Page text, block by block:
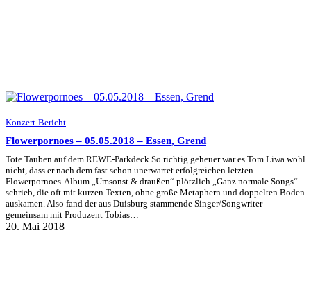
Konzert-Bericht
Flowerpornoes – 05.05.2018 – Essen, Grend
Tote Tauben auf dem REWE-Parkdeck So richtig geheuer war es Tom Liwa wohl
nicht, dass er nach dem fast schon unerwartet erfolgreichen letzten
Flowerpornoes-Album „Umsonst & draußen“ plötzlich „Ganz normale Songs“
schrieb, die oft mit kurzen Texten, ohne große Metaphern und doppelten Boden
auskamen. Also fand der aus Duisburg stammende Singer/Songwriter
gemeinsam mit Produzent Tobias…
20. Mai 2018